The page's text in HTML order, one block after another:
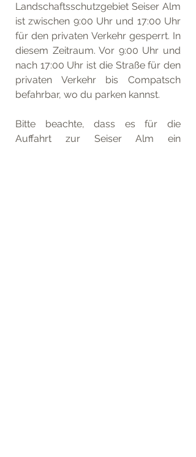
Landschaftsschutzgebiet Seiser Alm
ist zwischen 9:00 Uhr und 17:00 Uhr
für den privaten Verkehr gesperrt. In
diesem Zeitraum. Vor 9:00 Uhr und
nach 17:00 Uhr ist die Straße für den
privaten Verkehr bis Compatsch
befahrbar, wo du parken kannst.
Bitte beachte, dass es für die
Auffahrt zur Seiser Alm ein